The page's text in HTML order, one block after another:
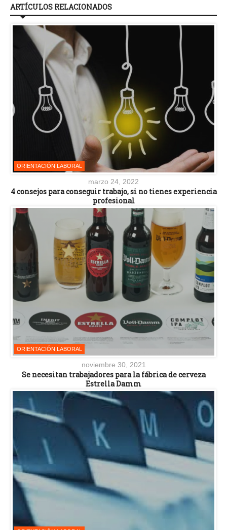
ARTÍCULOS RELACIONADOS
ORIENTACIÓN LABORAL
marzo 24, 2022
4 consejos para conseguir trabajo, si no tienes experiencia
profesional
ORIENTACIÓN LABORAL
noviembre 30, 2021
Se necesitan trabajadores para la fábrica de cerveza
Estrella Damm